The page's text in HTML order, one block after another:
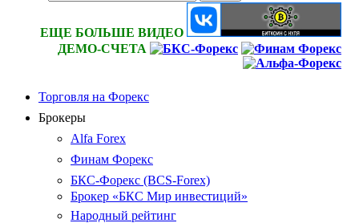
ЕЩЕ БОЛЬШЕ ВИДЕО
ДЕМО-СЧЕТА
Торговля на Форекс
Брокеры
Alfa Forex
Финам Форекс
БКС-Форекс (BCS-Forex)
Брокер «БКС Мир инвестиций»
Народный рейтинг